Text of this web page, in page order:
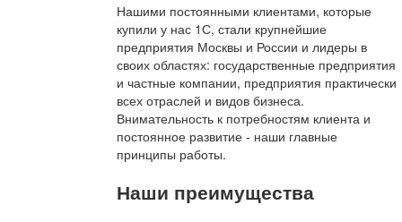
Нашими постоянными клиентами, которые
купили у нас 1С, стали крупнейшие
предприятия Москвы и России и лидеры в
своих областях: государственные предприятия
и частные компании, предприятия практически
всех отраслей и видов бизнеса.
Внимательность к потребностям клиента и
постоянное развитие - наши главные
принципы работы.
Наши преимущества